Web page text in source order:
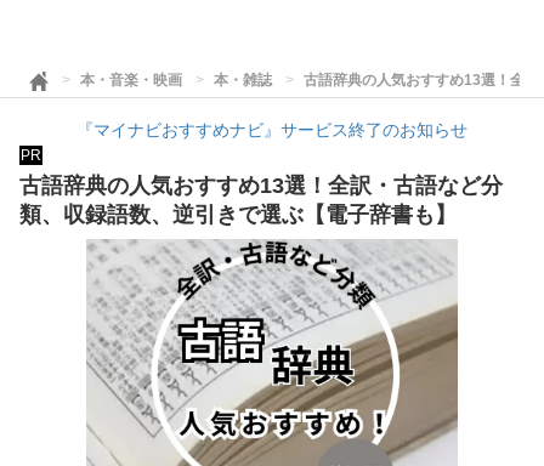
本・音楽・映画 本・雑誌 古語辞典の人気おすすめ13選！全
『マイナビおすすめナビ』サービス終了のお知らせ
PR
古語辞典の人気おすすめ13選！全訳・古語など分
類、収録語数、逆引きで選ぶ【電子辞書も】